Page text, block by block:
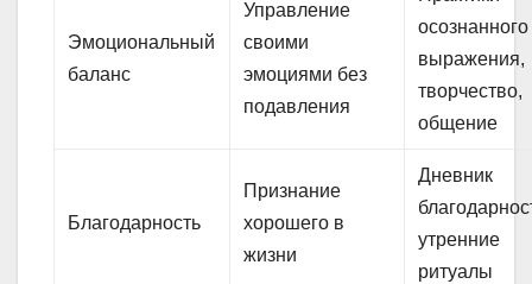
Эмоциональный
баланс
Управление
своими
эмоциями без
подавления
осознанного
выражения,
творчество,
общение
Благодарность
Признание
хорошего в
жизни
Дневник
утренние
ритуалы